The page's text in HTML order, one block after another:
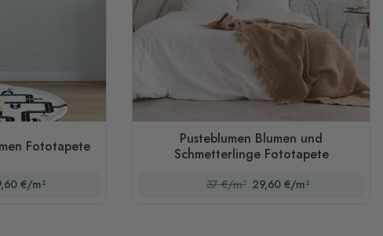
Fototapete
€/m²
Pusteblumen Blumen und
Schmetterlinge Fototapete
37 €/m² 29,60 €/m²